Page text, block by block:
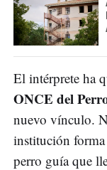
El intérprete ha
ONCE del
nuevo vínculo.
institución forma
perro guía que